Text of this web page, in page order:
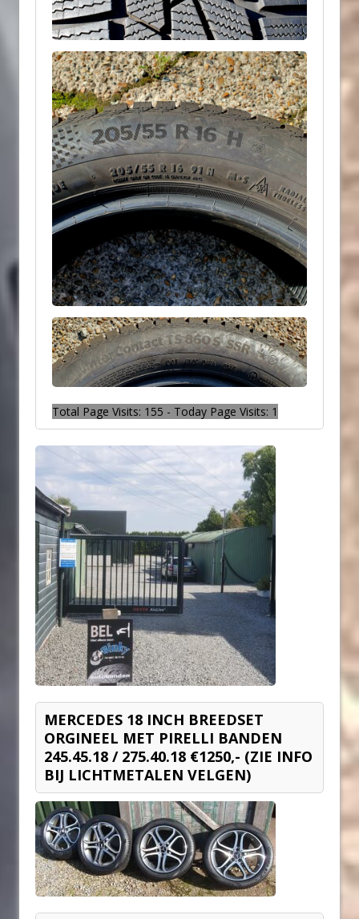
Total Page Visits: 155 - Today Page Visits: 1
MERCEDES 18 INCH BREEDSET
ORGINEEL MET PIRELLI BANDEN
245.45.18 / 275.40.18 €1250,- (ZIE INFO
BIJ LICHTMETALEN VELGEN)